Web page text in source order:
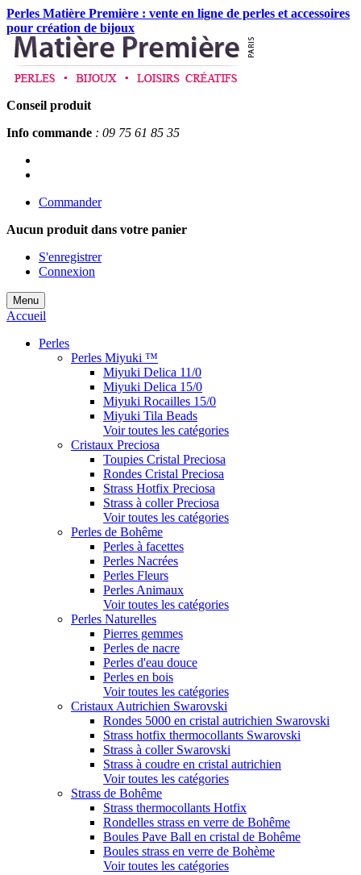
Perles Matière Première : vente en ligne de perles et accessoires
pour création de bijoux
Conseil produit
Info commande : 09 75 61 85 35
Commander
Aucun produit dans votre panier
S'enregistrer
Connexion
Menu
Accueil
Perles
Perles Miyuki ™
Miyuki Delica 11/0
Miyuki Delica 15/0
Miyuki Rocailles 15/0
Miyuki Tila Beads
Voir toutes les catégories
Cristaux Preciosa
Toupies Cristal Preciosa
Rondes Cristal Preciosa
Strass Hotfix Preciosa
Strass à coller Preciosa
Voir toutes les catégories
Perles de Bohême
Perles à facettes
Perles Nacrées
Perles Fleurs
Perles Animaux
Voir toutes les catégories
Perles Naturelles
Pierres gemmes
Perles de nacre
Perles d'eau douce
Perles en bois
Voir toutes les catégories
Cristaux Autrichien Swarovski
Rondes 5000 en cristal autrichien Swarovski
Strass hotfix thermocollants Swarovski
Strass à coller Swarovski
Strass à coudre en cristal autrichien
Voir toutes les catégories
Strass de Bohême
Strass thermocollants Hotfix
Rondelles strass en verre de Bohême
Boules Pave Ball en cristal de Bohême
Boules strass en verre de Bohème
Voir toutes les catégories